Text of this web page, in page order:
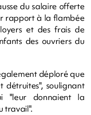
du salaire offerte
rapport à la flambée
et des frais de
des ouvriers du
déploré que
détruites", soulignant
"leur donnaient la
travail".